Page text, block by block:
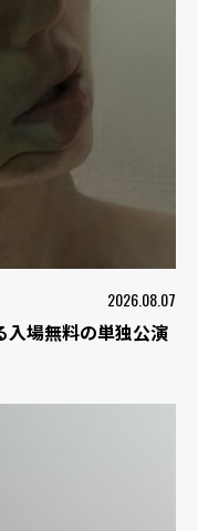
2026.08.07
入場無料の単独公演